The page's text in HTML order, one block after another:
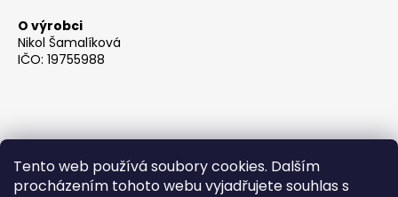
Tento web používá soubory cookies. Dalším
procházením tohoto webu vyjadřujete souhlas s
O výrobci
Nikol Šamalíková
IČO: 19755988